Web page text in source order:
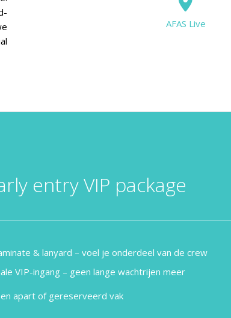
AFAS Live
entry VIP package
& lanyard – voel je onderdeel van de crew
VIP-ingang – geen lange wachtrijen meer
apart of gereserveerd vak